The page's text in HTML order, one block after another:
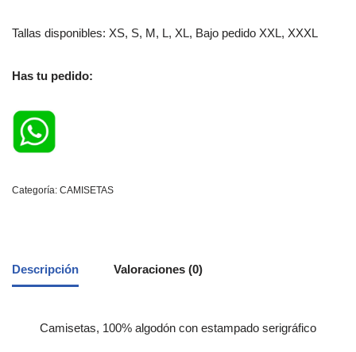
Tallas disponibles: XS, S, M, L, XL, Bajo pedido XXL, XXXL
Has tu pedido:
Categoría: CAMISETAS
Descripción Valoraciones (0)
Camisetas, 100% algodón con estampado serigráfico